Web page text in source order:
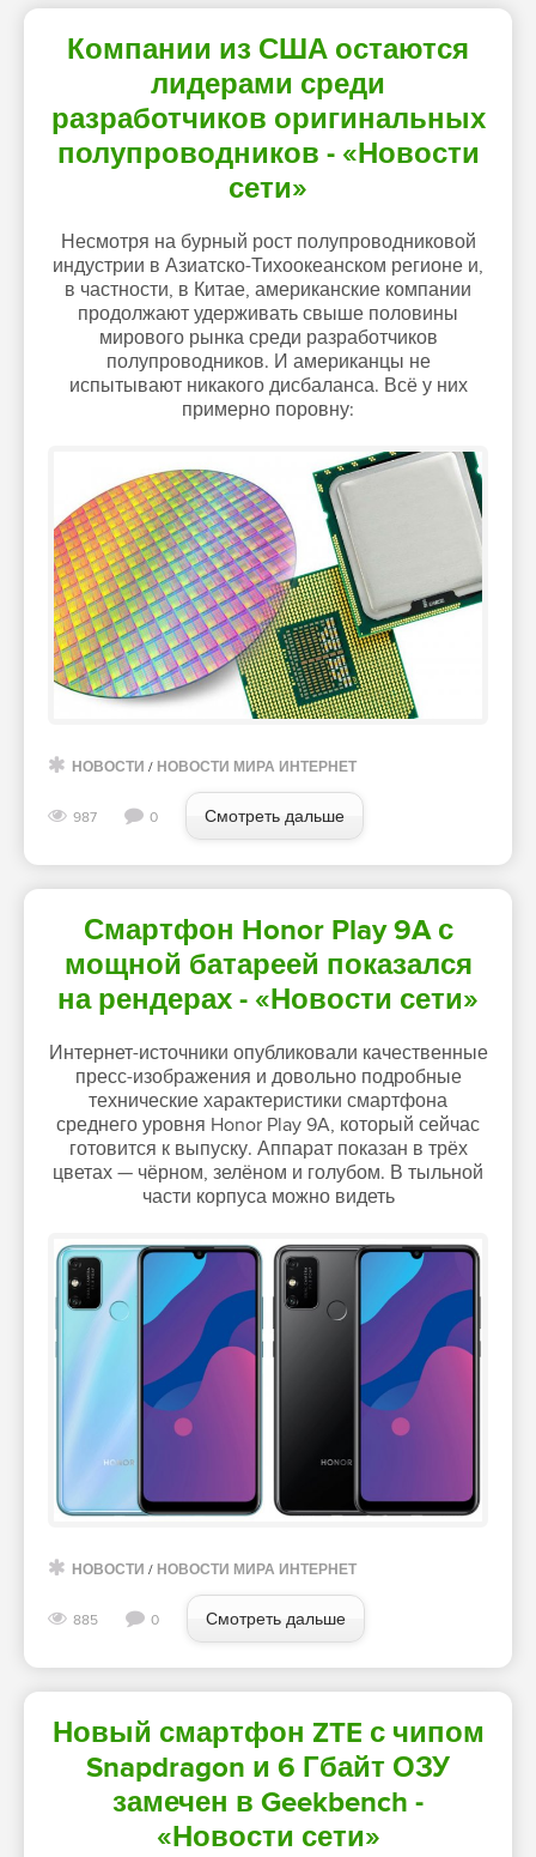
Компании из США остаются
лидерами среди
разработчиков оригинальных
полупроводников - «Новости
сети»
Несмотря на бурный рост полупроводниковой
индустрии в Азиатско-Тихоокеанском регионе и,
в частности, в Китае, американские компании
продолжают удерживать свыше половины
мирового рынка среди разработчиков
полупроводников. И американцы не
испытывают никакого дисбаланса. Всё у них
примерно поровну:
НОВОСТИ / НОВОСТИ МИРА ИНТЕРНЕТ
987 0 Смотреть дальше
Смартфон Honor Play 9A с
мощной батареей показался
на рендерах - «Новости сети»
Интернет-источники опубликовали качественные
пресс-изображения и довольно подробные
технические характеристики смартфона
среднего уровня Honor Play 9A, который сейчас
готовится к выпуску. Аппарат показан в трёх
цветах — чёрном, зелёном и голубом. В тыльной
части корпуса можно видеть
НОВОСТИ / НОВОСТИ МИРА ИНТЕРНЕТ
885 0 Смотреть дальше
Новый смартфон ZTE с чипом
Snapdragon и 6 Гбайт ОЗУ
замечен в Geekbench -
«Новости сети»